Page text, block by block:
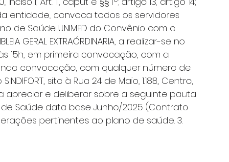
entidade, convoca todos os servidores
de Saúde UNIMED do Convênio com o
GERAL EXTRAÓRDINARIA, a realizar-se no
15h, em primeira convocação, com a
convocação, com qualquer número de
sito à Rua 24 de Maio, 1.188, Centro,
apreciar e deliberar sobre a seguinte pauta
Saúde data base Junho/2025 (Contrato
pertinentes ao plano de saúde. 3.